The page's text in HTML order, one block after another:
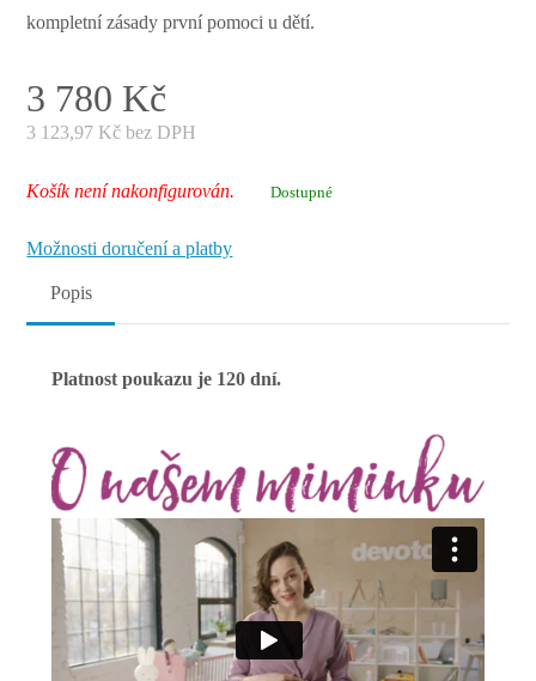
kompletní zásady první pomoci u dětí.
3 780 Kč
3 123,97 Kč bez DPH
Košík není nakonfigurován. Dostupné
Možnosti doručení a platby
Popis
Platnost poukazu je 120 dní.